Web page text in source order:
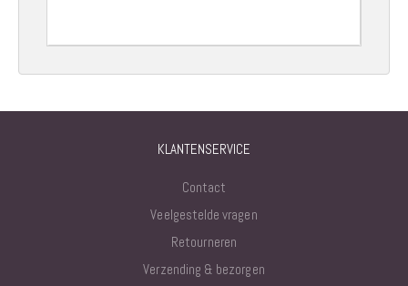
KLANTENSERVICE
Contact
Veelgestelde vragen
Retourneren
Verzending & bezorgen